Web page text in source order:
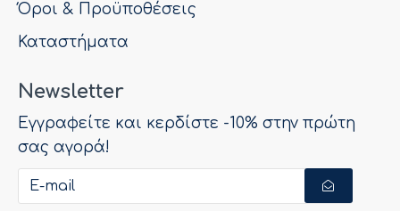
Όροι & Προϋποθέσεις
Καταστήματα
Newsletter
Εγγραφείτε και κερδίστε -10% στην πρώτη
σας αγορά!